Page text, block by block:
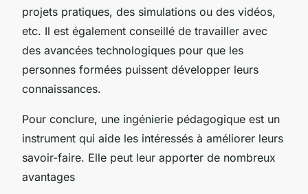
projets pratiques, des simulations ou des vidéos,
etc. Il est également conseillé de travailler avec
des avancées technologiques pour que les
personnes formées puissent développer leurs
connaissances.
Pour conclure, une ingénierie pédagogique est un
instrument qui aide les intéressés à améliorer leurs
savoir-faire. Elle peut leur apporter de nombreux
avantages